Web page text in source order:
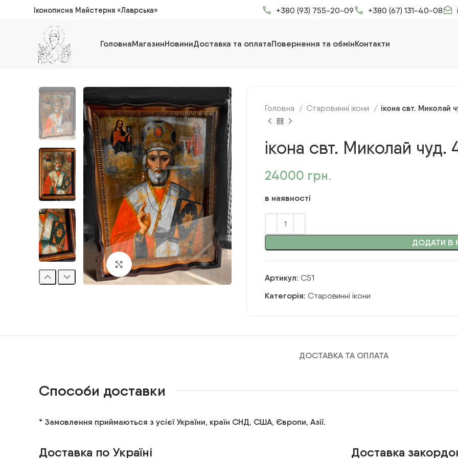
Іконописна Майстерня «Лаврська» +380 (93) 755-20-09 +380 (67) 131-40-08
ГоловнаМагазинНовиниДоставка та оплатаПовернення та обмінКонтакти
Клацніть, щоб збільшити
Головна Старовинні ікони ікона свт. Миколай
ікона свт. Миколай чуд.
24000 грн.
в наявності
ДОДАТИ В
Артикул: С51
Категорія: Старовинні ікони
ДОСТАВКА ТА ОПЛАТА
Способи доставки
* Замовлення приймаються з усієї України, країн СНД, США, Європи, Азії.
Доставка по Україні Доставка